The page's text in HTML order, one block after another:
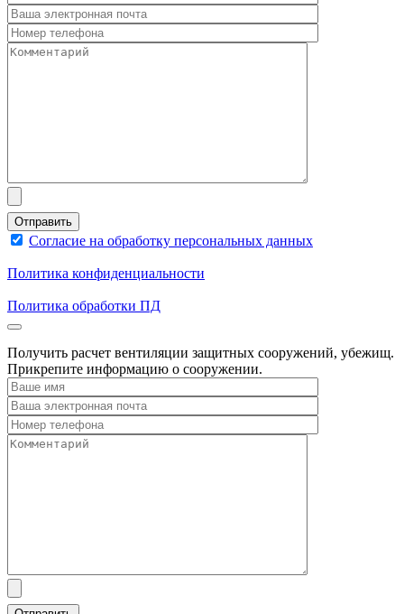
Согласие на обработку персональных данных
Политика конфиденциальности
Политика обработки ПД
Получить расчет вентиляции защитных сооружений, убежищ.
Прикрепите информацию о сооружении.